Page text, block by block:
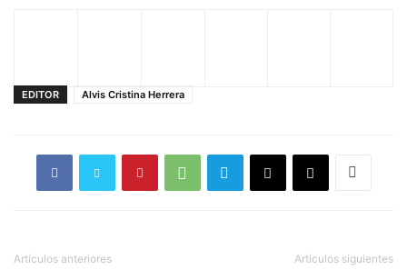
EDITOR Alvis Cristina Herrera
Artículos anteriores Artículos siguientes